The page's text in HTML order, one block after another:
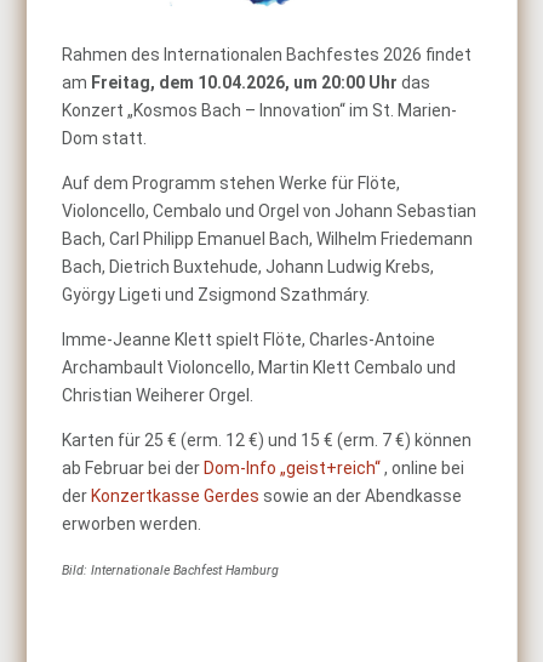
Rahmen des Internationalen Bachfestes 2026 findet
am Freitag, dem 10.04.2026, um 20:00 Uhr das
Konzert „Kosmos Bach – Innovation“ im St. Marien-
Dom statt.
Auf dem Programm stehen Werke für Flöte,
Violoncello, Cembalo und Orgel von Johann Sebastian
Bach, Carl Philipp Emanuel Bach, Wilhelm Friedemann
Bach, Dietrich Buxtehude, Johann Ludwig Krebs,
György Ligeti und Zsigmond Szathmáry.
Imme-Jeanne Klett spielt Flöte, Charles-Antoine
Archambault Violoncello, Martin Klett Cembalo und
Christian Weiherer Orgel.
Karten für 25 € (erm. 12 €) und 15 € (erm. 7 €) können
ab Februar bei der Dom-Info „geist+reich“, online bei
der Konzertkasse Gerdes sowie an der Abendkasse
erworben werden.
Bild: Internationale Bachfest Hamburg